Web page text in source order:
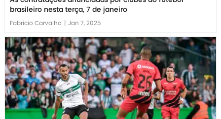
brasileiro nesta terça, 7 de janeiro
Fabrício Carvalho | Jan 7, 2025